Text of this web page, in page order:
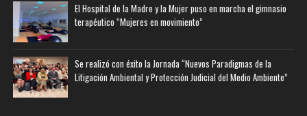
El Hospital de la Madre y la Mujer puso en marcha el gimnasio
terapéutico “Mujeres en movimiento”
Se realizó con éxito la Jornada “Nuevos Paradigmas de la
Litigación Ambiental y Protección Judicial del Medio Ambiente”